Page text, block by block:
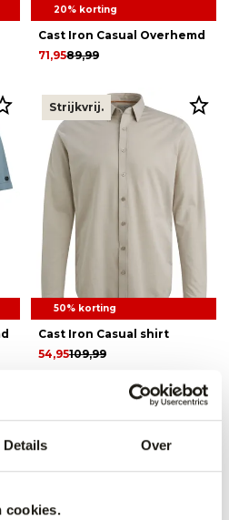
Details Over
cookies.
20% korting
Cast Iron Casual Overhemd
89,99
71,95
Strijkvrij.
50% korting
Cast Iron Casual shirt
109,99
54,95
... 11